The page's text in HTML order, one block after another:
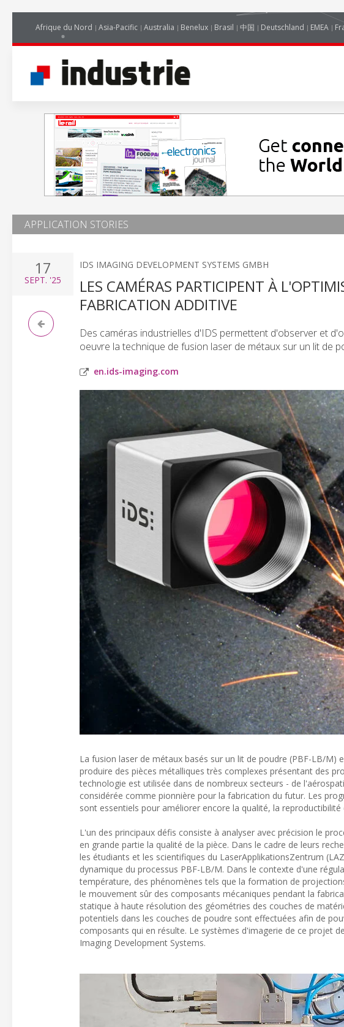
Afrique du Nord Asia-Pacific Australia Benelux Brasil 中国 Deutschland EMEA
APPLICATION STORIES
17
SEPT. '25
IDS IMAGING DEVELOPMENT SYSTEMS GMBH
LES CAMÉRAS PARTICIPENT À
FABRICATION ADDITIVE
Des caméras industrielles d'IDS permettent d'observer et
oeuvre la technique de fusion laser de métaux sur un lit de
en.ids-imaging.com
La fusion laser de métaux basés sur un lit de poudre (PBF-LB/
produire des pièces métalliques très complexes présentant des
technologie est utilisée dans de nombreux secteurs - de
considérée comme pionnière pour la fabrication du futur. Les
sont essentiels pour améliorer encore la qualité, la
L'un des principaux défis consiste à analyser avec précision le
en grande partie la qualité de la pièce. Dans le cadre de leurs
les étudiants et les scientifiques du LaserApplikationsZentrum
dynamique du processus PBF-LB/M. Dans le contexte d'une
température, des phénomènes tels que la formation de
le mouvement sûr des composants mécaniques pendant la
statique à haute résolution des géométries des couches de
potentiels dans les couches de poudre sont effectuées afin de
composants qui en résulte. Le systèmes d'imagerie de ce projet
Imaging Development Systems.